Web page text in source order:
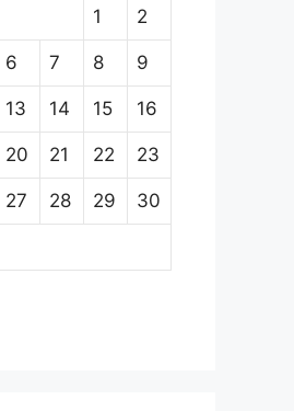
1 2
6 7 8 9
13 14 15 16
20 21 22 23
27 28 29 30